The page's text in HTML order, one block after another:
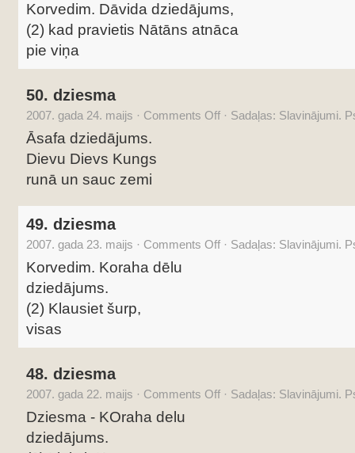
Korvedim. Dāvida dziedājums,
(2) kad pravietis Nātāns atnāca
pie viņa
50. dziesma
2007. gada 24. maijs · Comments Off · Sadaļas: Slavinājumi.
Āsafa dziedājums.
Dievu Dievs Kungs
runā un sauc zemi
49. dziesma
2007. gada 23. maijs · Comments Off · Sadaļas: Slavinājumi.
Korvedim. Koraha dēlu
dziedājums.
(2) Klausiet šurp,
visas
48. dziesma
2007. gada 22. maijs · Comments Off · Sadaļas: Slavinājumi.
Dziesma - KOraha delu
dziedājums.